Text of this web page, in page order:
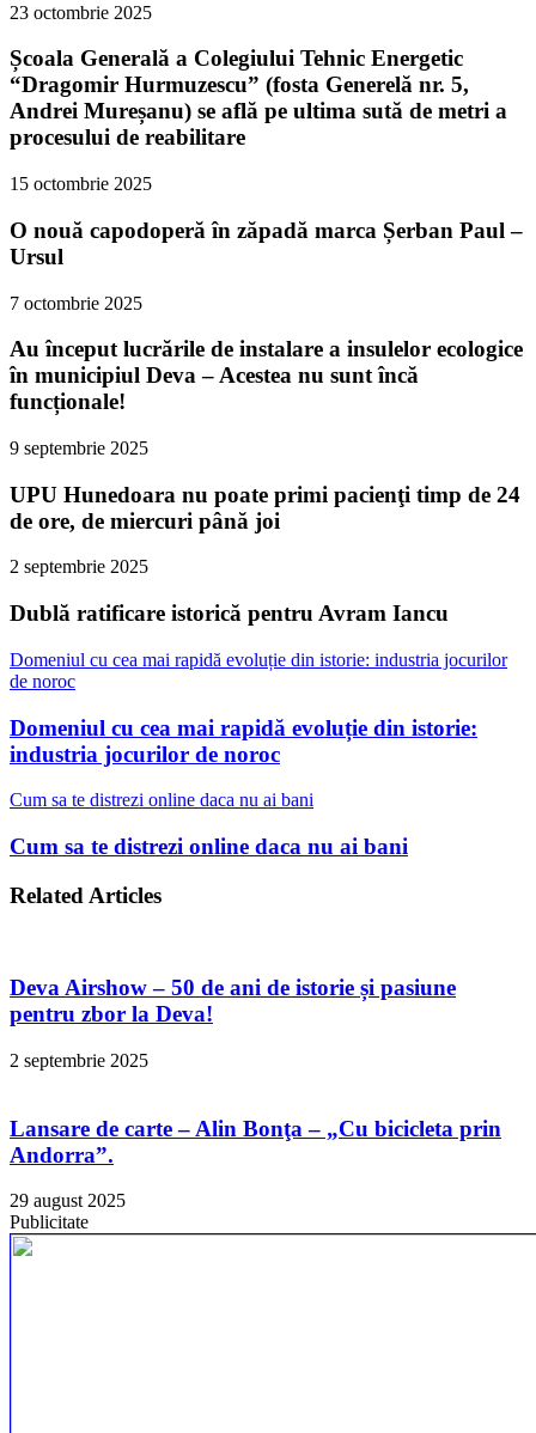
23 octombrie 2025
Școala Generală a Colegiului Tehnic Energetic
“Dragomir Hurmuzescu” (fosta Generelă nr. 5,
Andrei Mureșanu) se află pe ultima sută de metri a
procesului de reabilitare
15 octombrie 2025
O nouă capodoperă în zăpadă marca Șerban Paul –
Ursul
7 octombrie 2025
Au început lucrările de instalare a insulelor ecologice
în municipiul Deva – Acestea nu sunt încă
funcționale!
9 septembrie 2025
UPU Hunedoara nu poate primi pacienţi timp de 24
de ore, de miercuri până joi
2 septembrie 2025
Dublă ratificare istorică pentru Avram Iancu
Domeniul cu cea mai rapidă evoluție din istorie: industria jocurilor
de noroc
Domeniul cu cea mai rapidă evoluție din istorie:
industria jocurilor de noroc
Cum sa te distrezi online daca nu ai bani
Cum sa te distrezi online daca nu ai bani
Related Articles
Deva Airshow – 50 de ani de istorie și pasiune
pentru zbor la Deva!
2 septembrie 2025
Lansare de carte – Alin Bonţa – „Cu bicicleta prin
Andorra”.
29 august 2025
Publicitate